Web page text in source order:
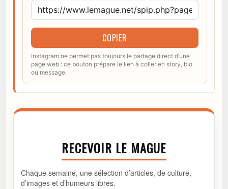
COPIER
Instagram ne permet pas toujours le partage direct d’une
page web : ce bouton prépare le lien à coller en story, bio
ou message.
RECEVOIR LE MAGUE
Chaque semaine, une sélection d’articles, de culture,
d’images et d’humeurs libres.